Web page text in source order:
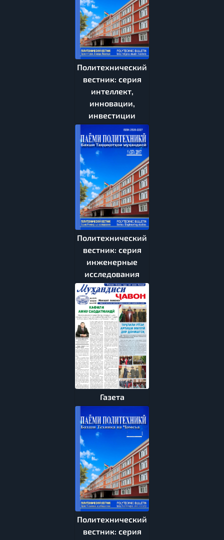
Политехнический
вестник: серия
интеллект,
инновации,
инвестиции
Политехнический
вестник: серия
инженерные
исследования
Газета
Политехнический
вестник: серия